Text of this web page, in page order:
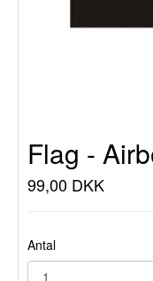
Flag -
99,00 DKK
Antal